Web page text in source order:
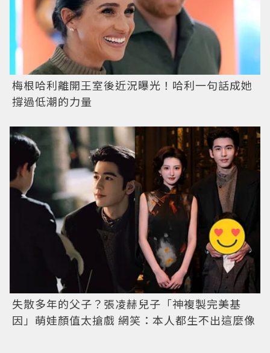
梅根哈利離開王室後近況曝光！哈利一句話成她
撐過低潮的力量
失散多年的父子？張凌赫兒子「神複製完美基
因」萌娃顏值太搶戲 網笑：本人都生不出這麼像